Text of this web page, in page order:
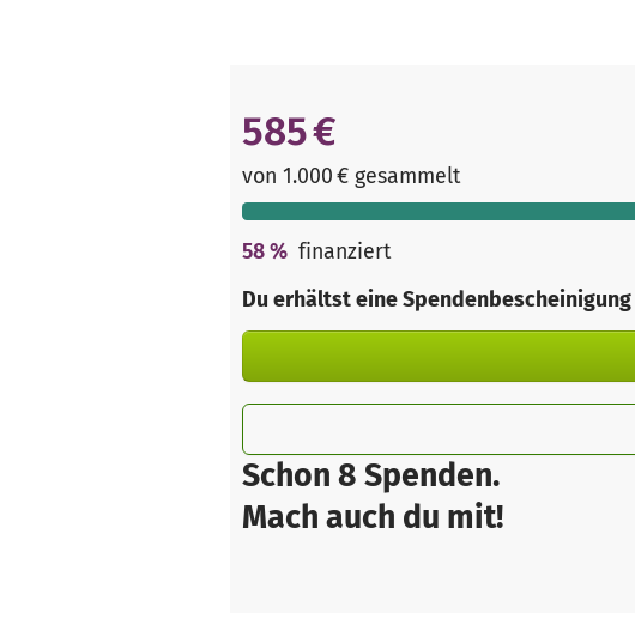
Schon 8 Spenden.
Mach auch du mit!
585 €
von 1.000 € gesammelt
58% finanziert
Du erhältst eine Spendenbescheinigung